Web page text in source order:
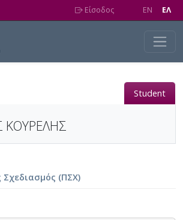
Είσοδος EN EΛ
Student
ΚΟΥΡΕΛΗΣ
Σχεδιασμός (ΠΣΧ)